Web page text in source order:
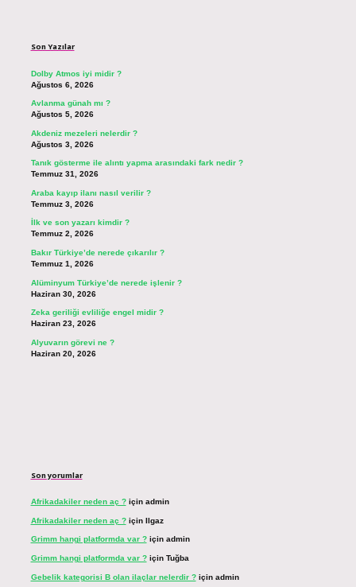
Son Yazılar
Dolby Atmos iyi midir ?
Ağustos 6, 2026
Avlanma günah mı ?
Ağustos 5, 2026
Akdeniz mezeleri nelerdir ?
Ağustos 3, 2026
Tanık gösterme ile alıntı yapma arasındaki fark nedir ?
Temmuz 31, 2026
Araba kayıp ilanı nasıl verilir ?
Temmuz 3, 2026
İlk ve son yazarı kimdir ?
Temmuz 2, 2026
Bakır Türkiye’de nerede çıkarılır ?
Temmuz 1, 2026
Alüminyum Türkiye’de nerede işlenir ?
Haziran 30, 2026
Zeka geriliği evliliğe engel midir ?
Haziran 23, 2026
Alyuvarın görevi ne ?
Haziran 20, 2026
Son yorumlar
Afrikadakiler neden aç ?için admin
Afrikadakiler neden aç ?için Ilgaz
Grimm hangi platformda var ?için admin
Grimm hangi platformda var ?için Tuğba
Gebelik kategorisi B olan ilaçlar nelerdir ?için admin